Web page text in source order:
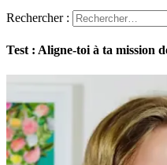
Rechercher :
Test : Aligne-toi à ta mission